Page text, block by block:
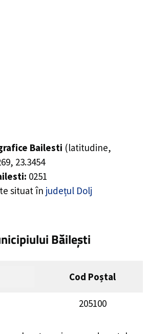
Bailesti (latitudine,
, 23.3454
0251
situat în județul Dolj
Băilești
Cod Poștal
205100